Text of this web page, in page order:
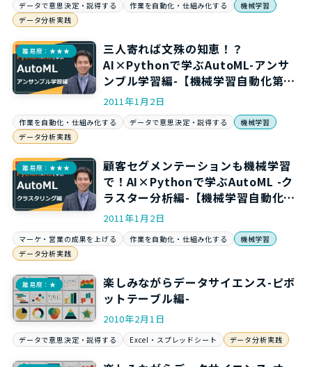
データで意思決定・説得する 作業を自動化・仕組み化する
機械学習
データ分析実践
難易度：★★★
三人寄れば文殊の知恵！？
AI×Pythonで学ぶAutoML-アンサ
ンブル学習編-【機械学習自動化第５
弾】
2011年1月2日
作業を自動化・仕組み化する データで意思決定・説得する
機械学習
データ分析実践
難易度：★★★
顧客セグメンテーションも機械学習
で！AI×Pythonで学ぶAutoML -ク
ラスター分析編-【機械学習自動化第
6弾】
2011年1月2日
マーケ・営業の成果を上げる 作業を自動化・仕組み化する
機械学習
データ分析実践
難易度：★
楽しみながらデータサイエンス-ピボ
ットテーブル編-
2010年2月1日
データで意思決定・説得する Excel・スプレッドシート データ分析実践